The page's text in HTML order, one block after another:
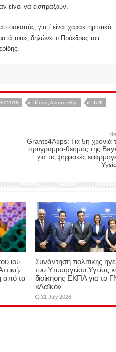
είναι να εισπράξουν.
γιατί είναι χαρακτηριστικό
του», δηλώνει ο Πρόεδρος του
2016 Πέτρος Λυμπερίδης
ΠΣΦ
Grants4Apps: Για 5η χρονιά
πρόγραμμα-θεσμός της
για τις ψηφιακές
ιού
από τα
Συνάντηση πολιτικής
του Υπουργείου Υγείας
διοίκησης ΕΚΠΑ για το
«Λαϊκό»
31 July 2026